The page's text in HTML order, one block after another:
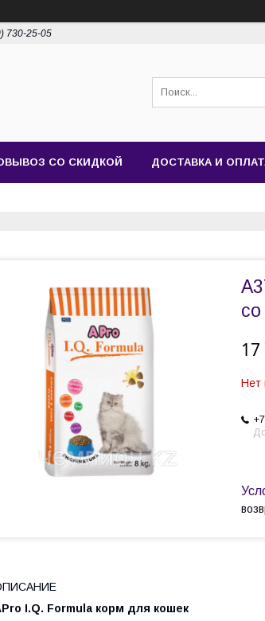
730-25-05
СО СКИДКОЙ ДОСТАВКА И
17
Нет
Pro I.Q. Formula корм для кошек